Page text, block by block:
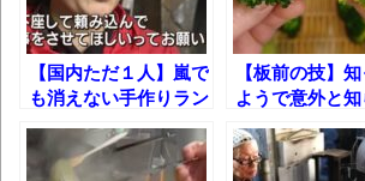
果･････････････････････････
【動画】カニ、ちょっかい
ブチギレ
長野県のなめこのデカさが
ｗ
【国内ただ１人】嵐で
も消えない手作りラン
タンの作り手
【板前の技】
ようで意外と
い! ブロッコリ
い方&茹で方!